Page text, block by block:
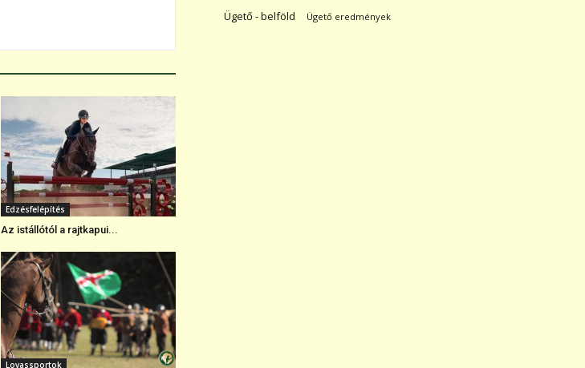
Edzésfelépítés
Az istállótól a rajtkapui...
Lovassportok
Ügető - belföld Ügető eredmények